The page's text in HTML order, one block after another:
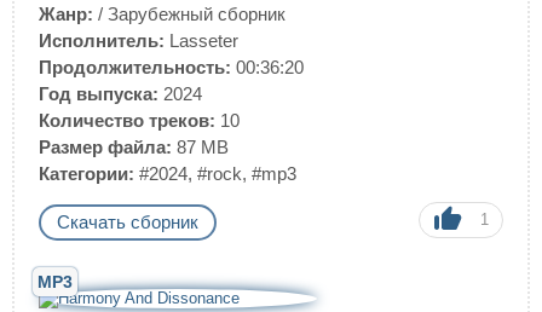
Жанр: / Зарубежный сборник
Исполнитель: Lasseter
Продолжительность: 00:36:20
Год выпуска: 2024
Количество треков: 10
Размер файла: 87 MB
Категории: #2024, #rock, #mp3
Скачать сборник 1
MP3